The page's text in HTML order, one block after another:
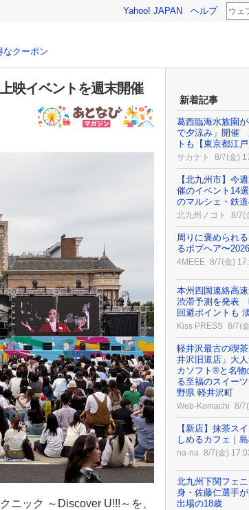
Yahoo! JAPAN ヘルプ
なクーポン
映イベントを週末開催
ニック ～Discover U!!!～を、
新着記事
葛西臨海水族園
で夕涼み」開催
トも【東京都江戸
サカナト 8/7(金)
【北九州市】今
催のイベント14
のマルシェ・鉄
北九州ノコト 8/7(
周りに褒められ
るボブヘア〜
4MEEE 8/7(金)
本州四国連絡高
渋滞予測を発表
回避ポイントも
Kiss PRESS 8/7(
軽井沢最古の喫
井沢旧道店」大
カソフト®と名物
る至福のスイー
野県 軽井沢町
Web-Komachi 8/
【新店】抹茶ス
しめるカフェ｜
na-na 8/7(金)
北九州下関フェ
身・佐藤仁選手
出場の18歳